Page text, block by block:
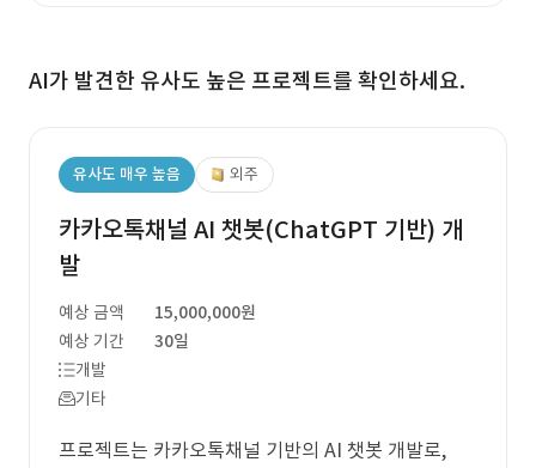
AI가 발견한 유사도 높은 프로젝트를 확인하세요.
유사도 매우 높음 외주
카카오톡채널 AI 챗봇(ChatGPT 기반) 개
발
예상 금액
15,000,000원
예상 기간
30일
개발
기타
프로젝트는 카카오톡채널 기반의 AI 챗봇 개발로,